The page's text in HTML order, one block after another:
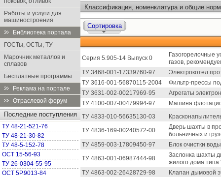
Работы и услуги для
машиностроения
Библиотека портала
ГОСТы, ОСТы, ТУ
Марочник металлов и
сплавов
Бесплатные программы
Реклама на портале
Отраслевой форум
Последние поступления
ТУ 48-21-521-76
ТУ 48-21-30-82
ТУ 48-5-152-78
ОСТ 15-56-93
ТУ 26-0304-55-95
ОСТ 5Р.9013-84
Классификация, номенклатура и общие
Сортировка
Серия 5.905-14 Выпуск 0
Газогорелочные
газов,
ТУ 3468-001-17339760-97
Электрокотел
ТУ 3616-001-56870115-2004
Фильтр-прессы
ТУ 3631-002-00217969-95
Агрегаты
ТУ 4100-007-00479994-97
Машина
ТУ 4833-010-56635130-03
ТУ 4836-169-00240572-00
Дверь шахты в
больничных и
ТУ 4859-003-17809450-97
Блок очистки
ТУ 4863-001-06987444-98
Заслонка шахты
жилого дома типа
ТУ 4863-002-26428729-98
Клапан дымовой